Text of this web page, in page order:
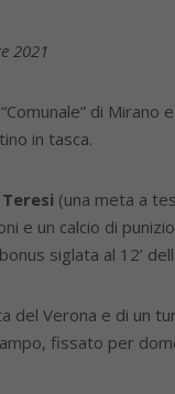
2021
di Mirano
in tasca.
Teresi (una meta a
e un calcio di
siglata al 12’
del Verona e di un
fissato per